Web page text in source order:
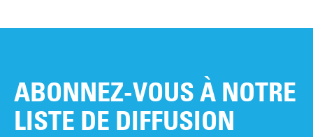
ABONNEZ-VOUS À NOTRE
LISTE DE DIFFUSION